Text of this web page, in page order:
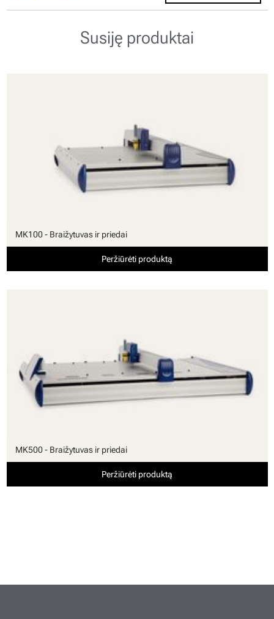
Susiję produktai
MK100 - Braižytuvas ir priedai
Peržiūrėti produktą
MK500 - Braižytuvas ir priedai
Peržiūrėti produktą